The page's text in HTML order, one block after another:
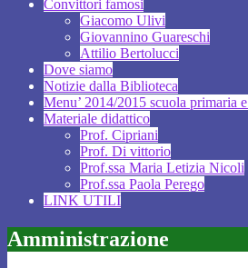
Convittori famosi
Giacomo Ulivi
Giovannino Guareschi
Attilio Bertolucci
Dove siamo
Notizie dalla Biblioteca
Menu’ 2014/2015 scuola primaria
Materiale didattico
Prof. Cipriani
Prof. Di vittorio
Prof.ssa Maria Letizia Nicoli
Prof.ssa Paola Perego
LINK UTILI
Amministrazione